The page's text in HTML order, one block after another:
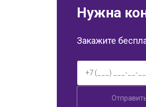
Нужна
Закажите